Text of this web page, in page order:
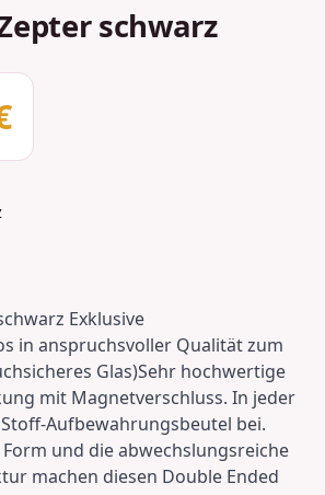
schwarz
Exklusive
in anspruchsvoller Qualität zum
Glas)Sehr hochwertige
mit Magnetverschluss. In jeder
Aufbewahrungsbeutel bei.
und die abwechslungsreiche
machen diesen Double Ended